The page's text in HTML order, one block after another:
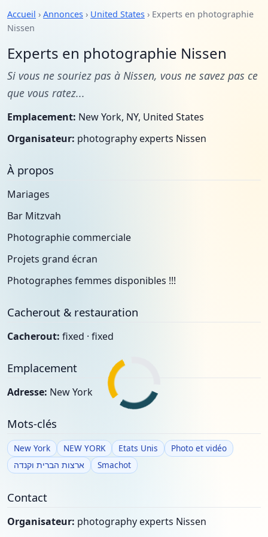
Accueil › Annonces › United States › Experts en photographie
Nissen
Experts en photographie Nissen
Si vous ne souriez pas à Nissen, vous ne savez pas ce
que vous ratez...
Emplacement: New York, NY, United States
Organisateur: photography experts Nissen
À propos
Mariages
Bar Mitzvah
Photographie commerciale
Projets grand écran
Photographes femmes disponibles !!!
Cacherout & restauration
Cacherout: fixed · fixed
Emplacement
Adresse: New York
Mots-clés
New York NEW YORK Etats Unis
Photo et vidéo
ארצות הברית וקנדה
Smachot
Contact
Organisateur: photography experts Nissen